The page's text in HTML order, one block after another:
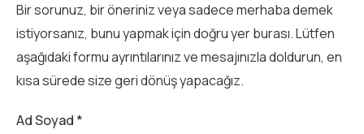
Belgelerimiz
Ürünler
Şarap Tankları
Anahtar Teslim
Bir sorunuz, bir öneriniz veya sadece merhaba demek
istiyorsanız, bunu yapmak için doğru yer burası. Lütfen
aşağıdaki formu ayrıntılarınız ve mesajınızla doldurun, en
kısa sürede size geri dönüş yapacağız.
Ad Soyad *